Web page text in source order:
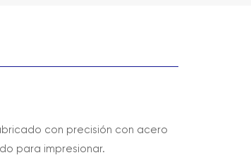
con precisión con acero
para impresionar.